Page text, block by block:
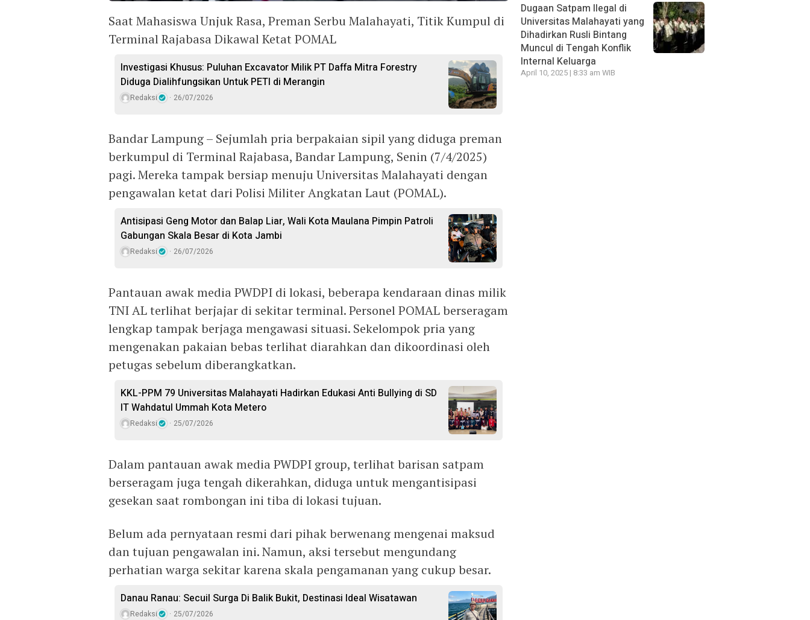
Saat Mahasiswa Unjuk Rasa, Preman Serbu Malahayati, Titik Kumpul di
Terminal Rajabasa Dikawal Ketat POMAL
Investigasi Khusus: Puluhan Excavator Milik PT Daffa Mitra Forestry
Diduga Dialihfungsikan Untuk PETI di Merangin
Redaksi 26/07/2026
Bandar Lampung – Sejumlah pria berpakaian sipil yang diduga preman
berkumpul di Terminal Rajabasa, Bandar Lampung, Senin (7/4/2025)
pagi. Mereka tampak bersiap menuju Universitas Malahayati dengan
pengawalan ketat dari Polisi Militer Angkatan Laut (POMAL).
Antisipasi Geng Motor dan Balap Liar, Wali Kota Maulana Pimpin Patroli
Gabungan Skala Besar di Kota Jambi
Redaksi 26/07/2026
Pantauan awak media PWDPI di lokasi, beberapa kendaraan dinas milik
TNI AL terlihat berjajar di sekitar terminal. Personel POMAL berseragam
lengkap tampak berjaga mengawasi situasi. Sekelompok pria yang
mengenakan pakaian bebas terlihat diarahkan dan dikoordinasi oleh
petugas sebelum diberangkatkan.
KKL-PPM 79 Universitas Malahayati Hadirkan Edukasi Anti Bullying di SD
IT Wahdatul Ummah Kota Metero
Redaksi 25/07/2026
Dalam pantauan awak media PWDPI group, terlihat barisan satpam
berseragam juga tengah dikerahkan, diduga untuk mengantisipasi
gesekan saat rombongan ini tiba di lokasi tujuan.
Belum ada pernyataan resmi dari pihak berwenang mengenai maksud
dan tujuan pengawalan ini. Namun, aksi tersebut mengundang
perhatian warga sekitar karena skala pengamanan yang cukup besar.
Danau Ranau: Secuil Surga Di Balik Bukit, Destinasi Ideal Wisatawan
Redaksi 25/07/2026
Dugaan Satpam Ilegal di
Universitas Malahayati yang
Dihadirkan Rusli Bintang
Muncul di Tengah Konflik
Internal Keluarga
April 10, 2025 | 8:33 am WIB